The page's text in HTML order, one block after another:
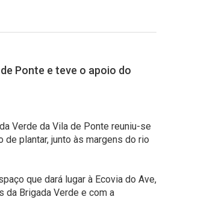
Ponte e teve o apoio do
Verde da Vila de Ponte reuniu-se
plantar, junto às margens do rio
que dará lugar à Ecovia do Ave,
da Brigada Verde e com a